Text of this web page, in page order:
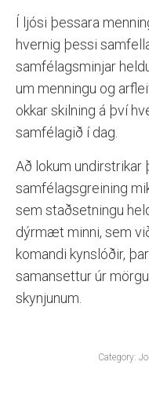
Í ljósi þessara
hvernig þessi
samfélagsminjar
um menningu og
okkar skilning á því
samfélagið í dag.
Að lokum undirstrikar
samfélagsgreining
sem staðsetningu
dýrmæt minni, sem
komandi kynslóðir,
samansettur úr
skynjunum.
Category: